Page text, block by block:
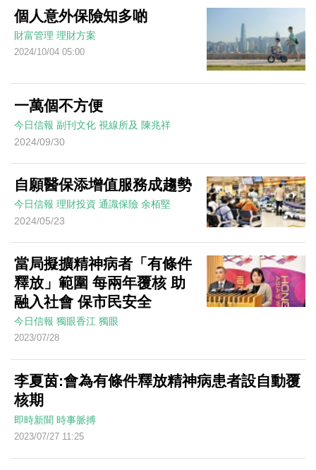
個人意外保險知多啲
財富管理 理財方案
2024/10/04 05:00
一萬個不方便
今日信報 副刊文化 視線所及 陳兆祥
2024/09/30
自願醫保添增值服務成趨勢
今日信報 理財投資 通識保險 余栢堅
2024/05/23
當局擬擴精神病者「有條件
釋放」範圍 每兩年覆核 助
融入社會 保市民安全
今日信報 獨眼香江 獨眼
2023/07/28
李夏茵:會為有條件釋放精神病患者設自動覆
核期
即時新聞 時事脈搏
2023/07/27 11:25